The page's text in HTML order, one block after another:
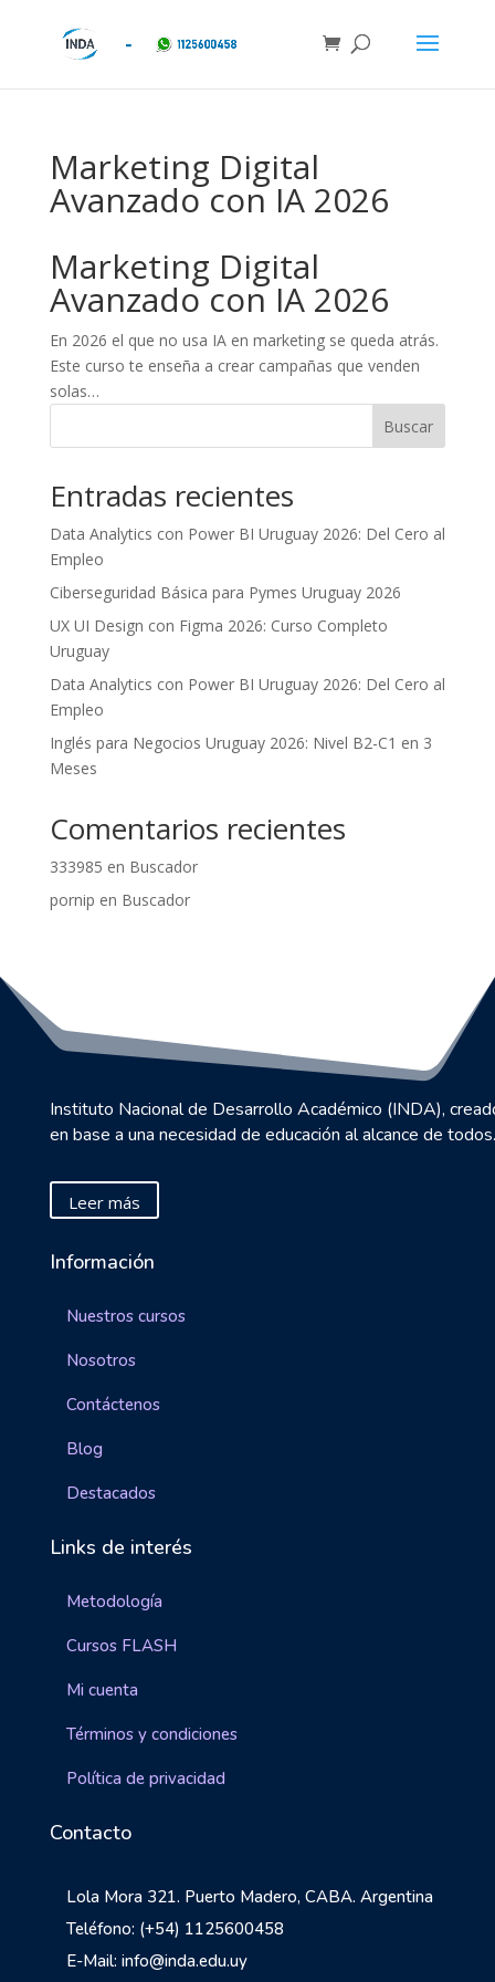
Marketing Digital
Avanzado con IA 2026
Marketing Digital
Avanzado con IA 2026
En 2026 el que no usa IA en marketing se queda atrás.
Este curso te enseña a crear campañas que venden
solas…
Buscar
Entradas recientes
Data Analytics con Power BI Uruguay 2026: Del Cero al
Empleo
Ciberseguridad Básica para Pymes Uruguay 2026
UX UI Design con Figma 2026: Curso Completo
Uruguay
Data Analytics con Power BI Uruguay 2026: Del Cero al
Empleo
Inglés para Negocios Uruguay 2026: Nivel B2-C1 en 3
Meses
Comentarios recientes
333985 en Buscador
pornip en Buscador
Instituto Nacional de Desarrollo Académico (INDA),
en base a una necesidad de educación al alcance de todos.
Leer más
Información
Nuestros cursos
Nosotros
Contáctenos
Blog
Destacados
Links de interés
Metodología
Cursos FLASH
Mi cuenta
Términos y condiciones
Política de privacidad
Contacto
Lola Mora 321. Puerto Madero, CABA. Argentina
Teléfono: (+54) 1125600458
E-Mail: info@inda.edu.uy